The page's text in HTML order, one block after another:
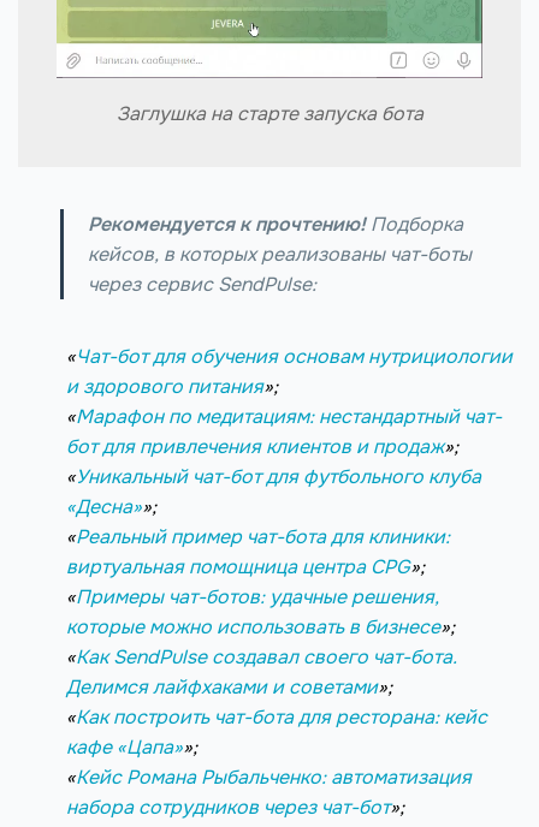
Заглушка на старте запуска бота
Рекомендуется к прочтению!Подборка
кейсов, в которых реализованы чат-боты
через сервис SendPulse:
«Чат-бот для обучения основам нутрициологии
и здорового питания»;
«Марафон по медитациям: нестандартный чат-
бот для привлечения клиентов и продаж»;
«Уникальный чат-бот для футбольного клуба
«Десна»»;
«Реальный пример чат-бота для клиники:
виртуальная помощница центра CPG»;
«Примеры чат-ботов: удачные решения,
которые можно использовать в бизнесе»;
«Как SendPulse создавал своего чат-бота.
Делимся лайфхаками и советами»;
«Как построить чат-бота для ресторана: кейс
кафе «Цапа»»;
«Кейс Романа Рыбальченко: автоматизация
набора сотрудников через чат-бот»;